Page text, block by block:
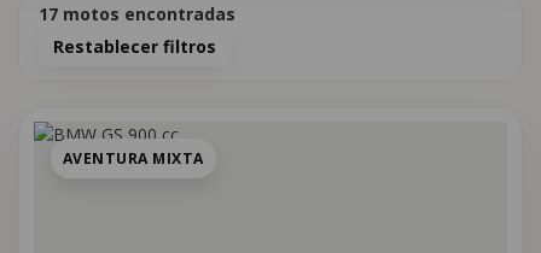
17 motos encontradas
Restablecer filtros
AVENTURA MIXTA